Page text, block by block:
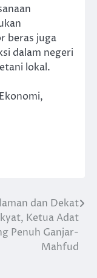
beras juga
dalam negeri
lokal.
dan Dekat
Ketua Adat
Penuh Ganjar-
Mahfud